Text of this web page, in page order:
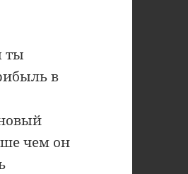
ты
в
чем он